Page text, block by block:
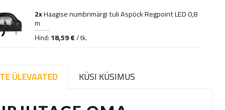
2xHaagise numbrimärgi tuli Aspöck Regpoint LED 0,8
m
Hind: 18,59 € / tk.
ÜLEVAATED KÜSI KÜSIMUS